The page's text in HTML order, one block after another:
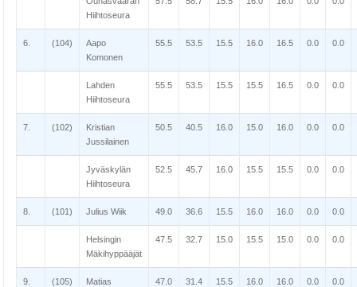
Hiihtoseura
6. (104)
Aapo
Komonen
55.5 53.5 15.5 16.0 16.5 0.0 0.0
Lahden
Hiihtoseura
55.5 53.5 15.5 15.5 16.5 0.0 0.0
7. (102)
Kristian
Jussilainen
50.5 40.5 16.0 15.0 16.0 0.0 0.0
Jyväskylän
Hiihtoseura
52.5 45.7 16.0 15.5 15.5 0.0 0.0
8. (101) Julius Wiik 49.0 36.6 15.5 16.0 16.0 0.0 0.0
Helsingin
Mäkihyppääjät
47.5 32.7 15.0 15.5 15.0 0.0 0.0
9. (105)
Matias
47.0 31.4 15.5 16.0 16.0 0.0 0.0